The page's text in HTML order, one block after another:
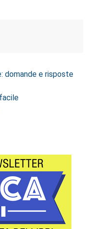
domande e risposte